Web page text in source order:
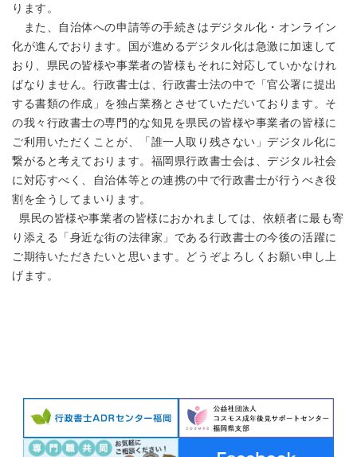
ります。
また、自治体への申請等の手続きはデジタル化・オンライン
化が進んでおります。国が進めるデジタル化は急激に加速して
おり、県民の皆様や事業者の皆様もそれに対応していかなけれ
ばなりません。行政書士は、行政書士法の中で「官公署に提出
する書類の作成」を独占業務とさせていただいております。そ
の我々行政書士の専門的な知見を県民の皆様や事業者の皆様に
ご利用いただくことが、「誰一人取り残さない」デジタル化に
繋がると考えております。福岡県行政書士会は、デジタル社会
に対応すべく、自治体等との連携の中で行政書士が行うべき役
割を全うしてまいります。
県民の皆様や事業者の皆様におかれましては、依頼者に最も寄
り添える「身近な街の法律家」である行政書士の今後の活躍に
ご期待いただきたいと思います。どうぞよろしくお願い申し上
げます。